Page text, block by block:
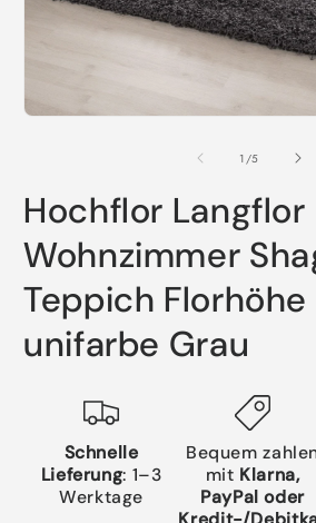
1 /von
5
Hochflor Langflor
Wohnzimmer
Teppich
unifarbe Grau
Schnelle
Lieferung: 1–3
Werktage
Bequem
mit Klarna,
PayPal oder